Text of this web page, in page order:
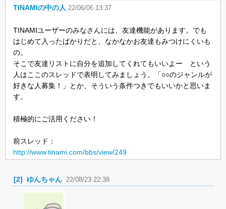
TINAMIの中の人 22/06/06 13:37
TINAMIユーザーのみなさんには、友達機能があります。でも
はじめて入ったばかりだと、なかなかお友達もみつけにくいも
の。
そこで友達リストに自分を追加してくれてもいいよー という
人はここのスレッドで表明してみましょう。「○○のジャンルが
好きな人募集！」とか、そういう条件つきでもいいかと思いま
す。
積極的にご活用ください！
前スレッド：
http://www.tinami.com/bbs/view/249
[2] ゆんちゃん 22/08/23 22:38